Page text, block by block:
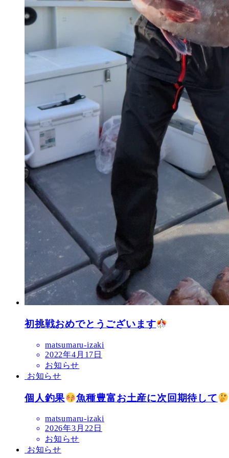
初挑戦おめでとうございます
matsumaru-izaki
2022年4月17日
お知らせ
お知らせ
個人釣果 魚種豊富お土産に次回期待して
matsumaru-izaki
2026年3月22日
お知らせ
お知らせ